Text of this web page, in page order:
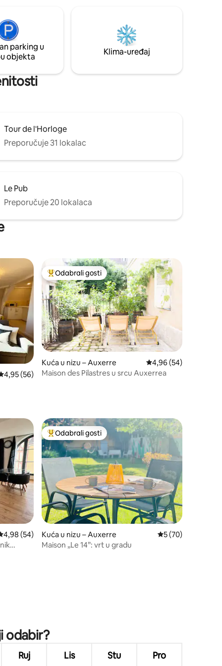
parking u
objekta
Klima-uređaj
Tour de l'Horloge
Preporučuje 31 lokalac
Le Pub
Preporučuje 20 lokalaca
„Odabrali gosti”
ocjena: 4,95/5, recenzija: 56
4,95 (56)
Među najviše rangiranima s oznakom „Odabrali gosti”
Odabrali gosti
Kuća u nizu – Auxerre Prosječna ocjena:
4,96 (54)
Maison des Pilastres u srcu Auxerrea
„Odabrali gosti”
ocjena: 4,98/5, recenzija: 54
4,98 (54)
Među najviše rangiranima s oznakom „Odabrali gosti”
Odabrali gosti
Kuća u nizu – Auxerre Prosječna ocjena:
5 (70)
Maison „Le 14”: vrt u gradu
odabir?
Ruj Lis Stu Pro